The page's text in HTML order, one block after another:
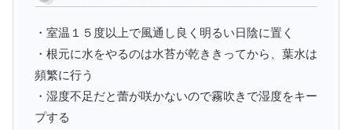
・室温１５度以上で風通し良く明るい日陰に置く
・根元に水をやるのは水苔が乾ききってから、葉水は
頻繁に行う
・湿度不足だと蕾が咲かないので霧吹きで湿度をキー
プする